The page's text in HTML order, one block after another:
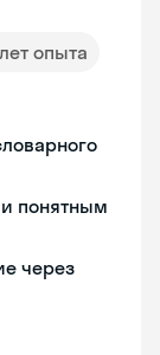
опыта
понятным
через